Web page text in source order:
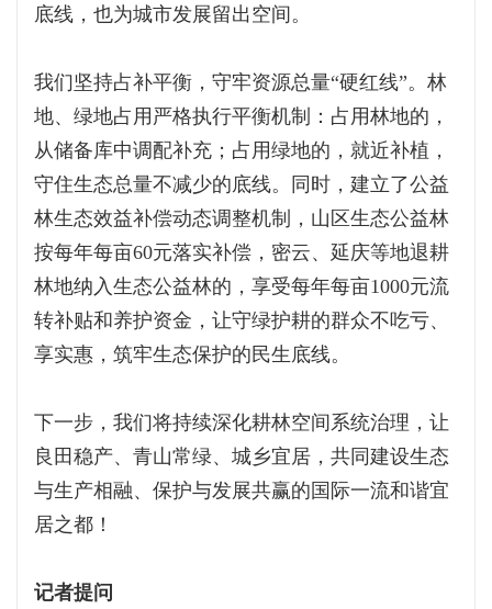
底线，也为城市发展留出空间。
我们坚持占补平衡，守牢资源总量“硬红线”。林
地、绿地占用严格执行平衡机制：占用林地的，
从储备库中调配补充；占用绿地的，就近补植，
守住生态总量不减少的底线。同时，建立了公益
林生态效益补偿动态调整机制，山区生态公益林
按每年每亩60元落实补偿，密云、延庆等地退耕
林地纳入生态公益林的，享受每年每亩1000元流
转补贴和养护资金，让守绿护耕的群众不吃亏、
享实惠，筑牢生态保护的民生底线。
下一步，我们将持续深化耕林空间系统治理，让
良田稳产、青山常绿、城乡宜居，共同建设生态
与生产相融、保护与发展共赢的国际一流和谐宜
居之都！
记者提问